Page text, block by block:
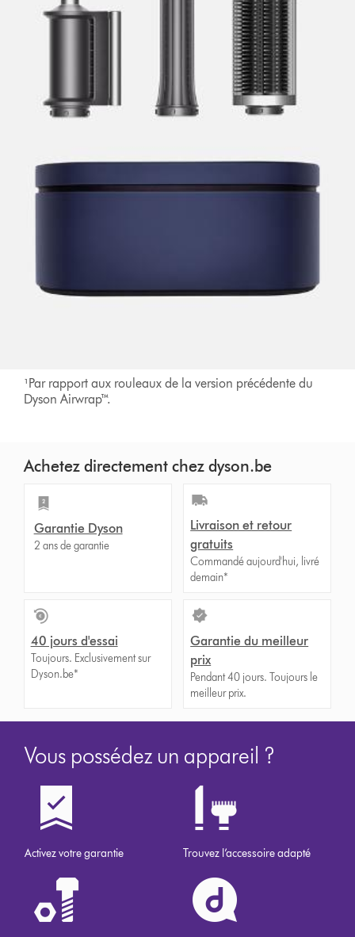
¹Par rapport aux rouleaux de la version précédente du
Dyson Airwrap™.
Achetez directement chez dyson.be
Garantie Dyson
2 ans de garantie
Livraison et retour
gratuits
Commandé aujourd'hui, livré
demain*
40 jours d'essai
Toujours. Exclusivement sur
Dyson.be*
Garantie du meilleur
prix
Pendant 40 jours. Toujours le
meilleur prix.
Vous possédez un appareil ?
Activez votre garantie Trouvez l’accessoire adapté